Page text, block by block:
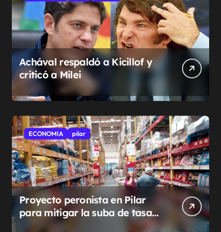
Achával respaldó a Kicillof y
criticó a Milei
ECONOMIA pilar
Proyecto peronista en Pilar
para mitigar la suba de tasas
municipales